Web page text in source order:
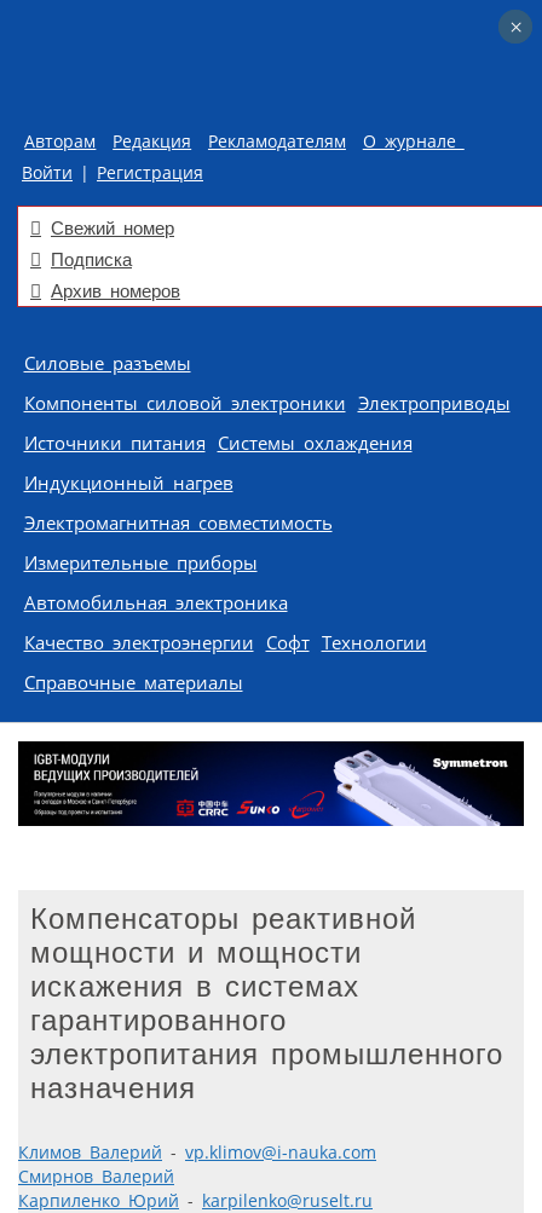
Авторам Редакция Рекламодателям
О журнале
Войти | Регистрация
Свежий номер
Подписка
Архив номеров
Skip to content
Силовые разъемы
Компоненты силовой электроники Электроприводы
Источники питания Системы охлаждения
Индукционный нагрев
Электромагнитная совместимость
Измерительные приборы
Автомобильная электроника
Качество электроэнергии Софт Технологии
Справочные материалы
Компенсаторы реактивной
мощности и мощности
искажения в системах
гарантированного
электропитания промышленного
назначения
Климов Валерий - vp.klimov@i-nauka.com
Смирнов Валерий
Карпиленко Юрий - karpilenko@ruselt.ru
×
×